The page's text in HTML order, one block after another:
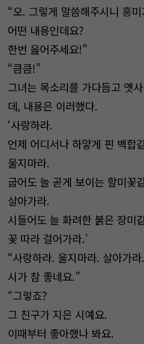
“오. 그렇게 말씀해주시니 흥
어떤 내용인데요?
한번 읊어주세요!”
“큼큼!”
그녀는 목소리를 가다듬고 옛
데, 내용은 이러했다.
‘사랑하라.
언제 어디서나 하얗게 핀 백합
울지마라.
굽어도 늘 곧게 보이는 할미꽃
살아가라.
시들어도 늘 화려한 붉은 장미
꽃 따라 걸어가라.’
“사랑하라. 울지마라. 살아가라.
시가 참 좋네요.”
“그렇죠?
그 친구가 지은 시예요.
이때부터 좋아했나 봐요.